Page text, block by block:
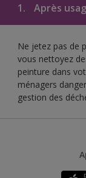
1. Après
Ne jetez pas de
vous nettoyez
peinture dans
ménagers
gestion des